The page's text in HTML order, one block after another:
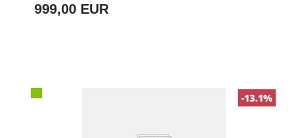
999,00 EUR
-13.1%